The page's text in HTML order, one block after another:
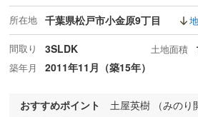
所在地 千葉県松戸市小金原9丁目
間取り 3SLDK 土地面積
築年月 2011年11月（築15年）
おすすめポイント
土屋英樹 （みのり